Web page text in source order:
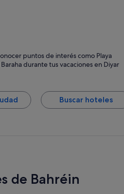
puntos de interés como Playa
durante tus vacaciones en Diyar
Buscar hoteles
de Bahréin